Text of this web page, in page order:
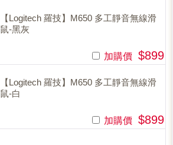
【Logitech 羅技】M650 多工靜音無線滑
鼠-黑灰
加購價 $899
【Logitech 羅技】M650 多工靜音無線滑
鼠-白
加購價 $899